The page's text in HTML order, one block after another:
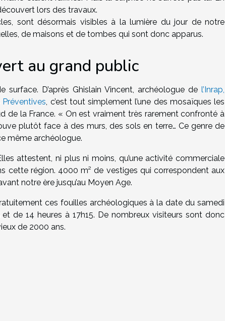
lors des travaux.
sont désormais visibles à la lumière du jour de notre
de maisons et de tombes qui sont donc apparus.
au grand public
D’après Ghislain Vincent, archéologue de l’Inrap,
, c’est tout simplement l’une des mosaïques les
de la France. « On est vraiment très rarement confronté à
plutôt face à des murs, des sols en terre… Ce genre de
même archéologue.
attestent, ni plus ni moins, qu’une activité commerciale
cette région. 4000 m² de vestiges qui correspondent aux
notre ère jusqu’au Moyen Age.
ces fouilles archéologiques à la date du samedi
de 14 heures à 17h15. De nombreux visiteurs sont donc
de 2000 ans.